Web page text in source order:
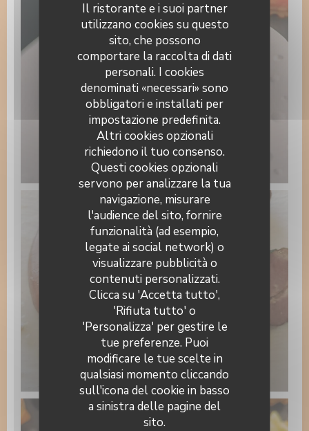
Il ristorante e i suoi partner
utilizzano cookies su questo
sito, che possono
comportare la raccolta di dati
personali. I cookies
denominati «necessari» sono
obbligatori e installati per
impostazione predefinita.
Altri cookies opzionali
richiedono il tuo consenso.
Questi cookies opzionali
servono per analizzare la tua
navigazione, misurare
l'audience del sito, fornire
funzionalità (ad esempio,
legate ai social network) o
visualizzare pubblicità o
contenuti personalizzati.
Clicca su 'Accetta tutto',
'Rifiuta tutto' o
'Personalizza' per gestire le
tue preferenze. Puoi
modificare le tue scelte in
qualsiasi momento cliccando
sull'icona del cookie in basso
a sinistra delle pagine del
sito.
1000019514.jpg
choucr.jpg
La Table du Pâtissier